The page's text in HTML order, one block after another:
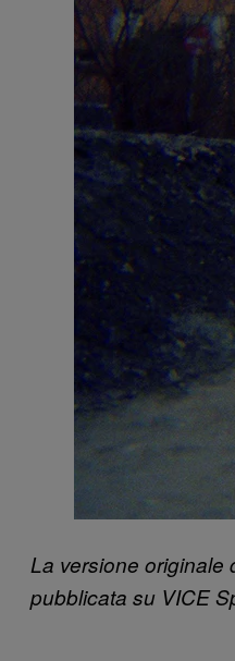
La versione originale
pubblicata su VICE